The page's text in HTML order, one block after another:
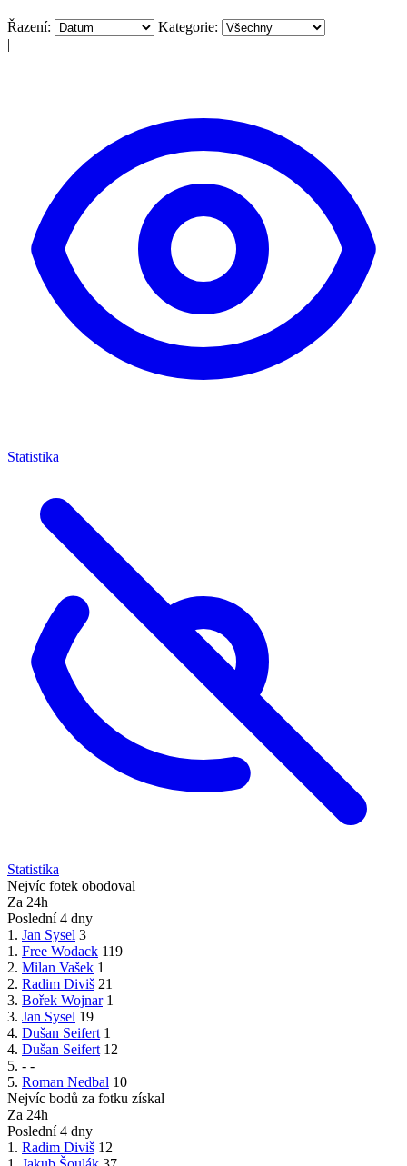
Řazení:
Kategorie:
|
Statistika
Statistika
Nejvíc fotek obodoval
Za 24h
Poslední 4 dny
1. Jan Sysel 3
1. Free Wodack 119
2. Milan Vašek 1
2. Radim Diviš 21
3. Bořek Wojnar 1
3. Jan Sysel 19
4. Dušan Seifert 1
4. Dušan Seifert 12
5. - -
5. Roman Nedbal 10
Nejvíc bodů za fotku získal
Za 24h
Poslední 4 dny
1. Radim Diviš 12